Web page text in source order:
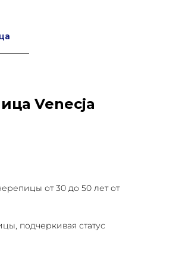
Venecja
от 30 до 50 лет от
подчеркивая статус